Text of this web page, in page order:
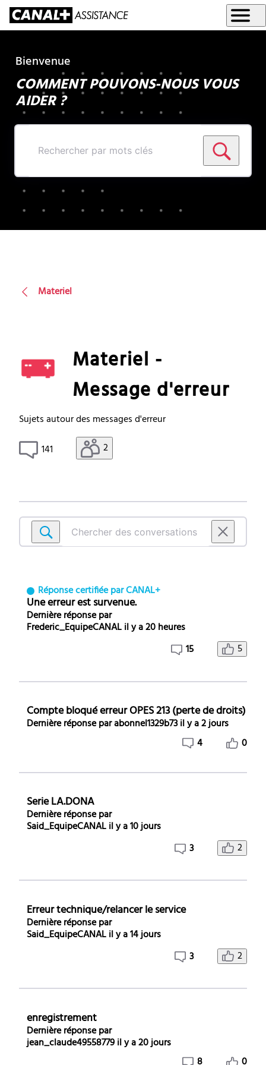
Bienvenue
COMMENT POUVONS-NOUS VOUS
AIDER ?
Rechercher
par
mots
Materiel
Materiel -
Message d'erreur
Sujets autour des messages d'erreur
141
2
Chercher
dans
Materiel
-
Message
Réponse certifiée par CANAL+
Une erreur est survenue.
Dernière réponse par
Frederic_EquipeCANAL il y a 20 heures
15
5
Compte bloqué erreur OPES 213 (perte de droits)
Dernière réponse parabonnel1329b73 il y a 2 jours
4
0
Serie LA.DONA
Dernière réponse par
Said_EquipeCANAL il y a 10 jours
3
2
Erreur technique/relancer le service
Dernière réponse par
Said_EquipeCANAL il y a 14 jours
3
2
enregistrement
Dernière réponse par
jean_claude49558779 il y a 20 jours